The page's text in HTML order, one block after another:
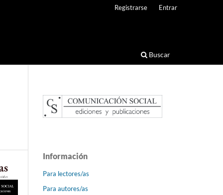
Buscar
Registrarse Entrar
Información
Para lectores/as
Para autores/as